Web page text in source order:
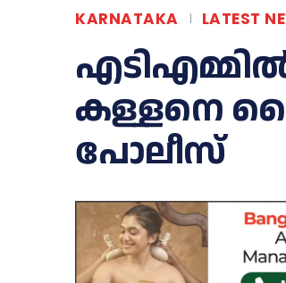
KARNATAKA LATEST
കള്ളനെ
പോലീസ്